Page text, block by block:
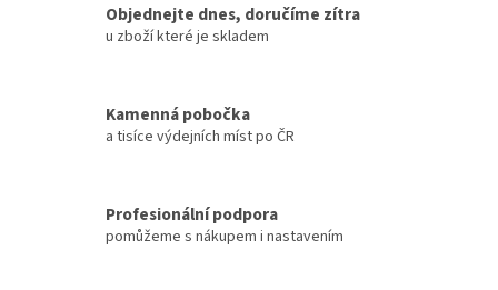
Objednejte dnes, doručíme zítra
u zboží které je skladem
Kamenná pobočka
a tisíce výdejních míst po ČR
Profesionální podpora
pomůžeme s nákupem i nastavením